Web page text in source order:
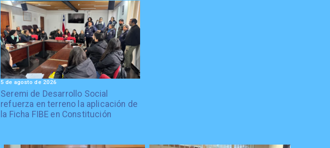
Seremi de Desarrollo Social
refuerza en terreno la aplicación de
la Ficha FIBE en Constitución
5 de agosto de 2026